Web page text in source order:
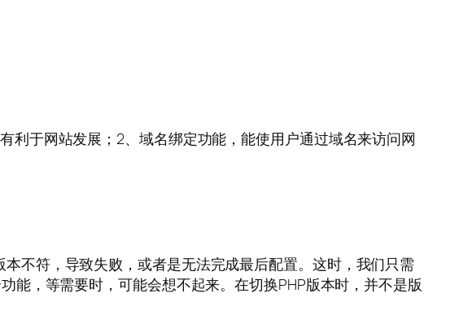
利于网站发展；2、域名绑定功能，能使用户通过域名来访问网
不符，导致失败，或者是无法完成最后配置。这时，我们只需
能，等需要时，可能会想不起来。在切换PHP版本时，并不是版